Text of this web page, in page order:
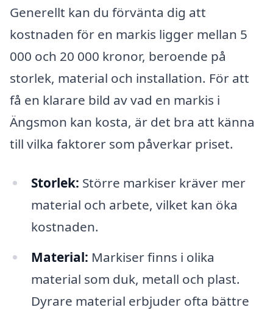
Generellt kan du förvänta dig att
kostnaden för en markis ligger mellan 5
000 och 20 000 kronor, beroende på
storlek, material och installation. För att
få en klarare bild av vad en markis i
Ängsmon kan kosta, är det bra att känna
till vilka faktorer som påverkar priset.
Storlek: Större markiser kräver mer
material och arbete, vilket kan öka
kostnaden.
Material: Markiser finns i olika
material som duk, metall och plast.
Dyrare material erbjuder ofta bättre